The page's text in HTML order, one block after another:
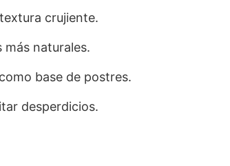
crujiente.
naturales.
base de postres.
desperdicios.